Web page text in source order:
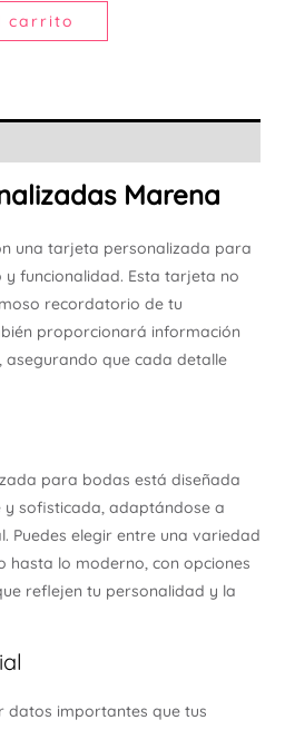
carrito
Marena
una tarjeta personalizada para
funcionalidad. Esta tarjeta no
recordatorio de tu
proporcionará información
que cada detalle
para bodas está diseñada
y sofisticada, adaptándose a
Puedes elegir entre una variedad
hasta lo moderno, con opciones
reflejen tu personalidad y la
datos importantes que tus